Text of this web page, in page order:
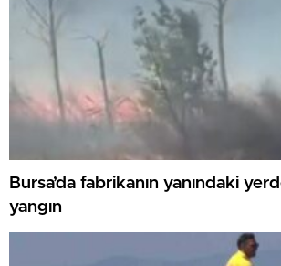
Bursa’da fabrikanın yanındaki
yangın